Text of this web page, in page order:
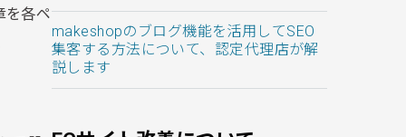
を各ペ
makeshopのブログ機能を活用してSEO
集客する方法について、認定代理店が解
説します